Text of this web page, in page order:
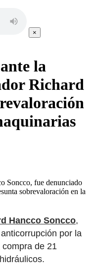
×
la
Richard
Soncco, fue denunciado
sobrevaloración en la
Hancco Soncco,
por la
de 21